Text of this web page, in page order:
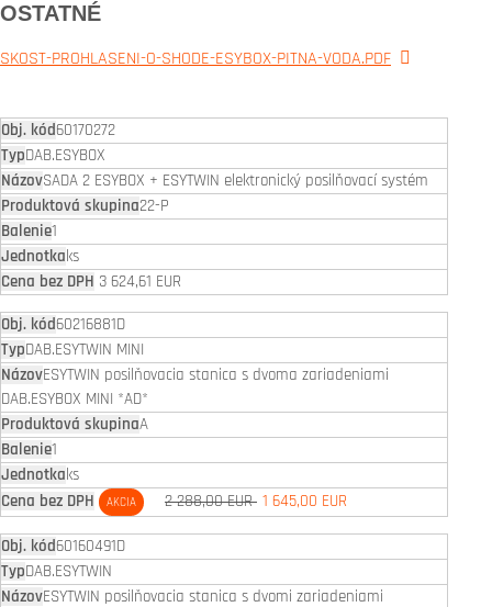
OSTATNÉ
SKOST-PROHLASENI-O-SHODE-ESYBOX-PITNA-VODA.PDF
60170272
DAB.ESYBOX
SADA 2 ESYBOX + ESYTWIN elektronický posilňovací systém
22-P
1
ks
3 624,61 EUR
60216881D
DAB.ESYTWIN MINI
ESYTWIN posilňovacia stanica s dvoma zariadeniami
DAB.ESYBOX MINI *AD*
A
1
ks
AKCIA 2 288,00 EUR 1 645,00 EUR
60160491D
DAB.ESYTWIN
ESYTWIN posilňovacia stanica s dvomi zariadeniami